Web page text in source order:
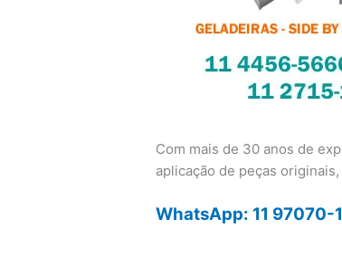
Com mais de 30 anos de
aplicação de peças
WhatsApp: 11 97070-